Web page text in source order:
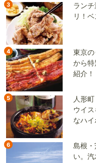
3
ラン
リ！ベ
4
東京
から特
紹介！
5
人形
ウイ
なハ
6
島根
い。